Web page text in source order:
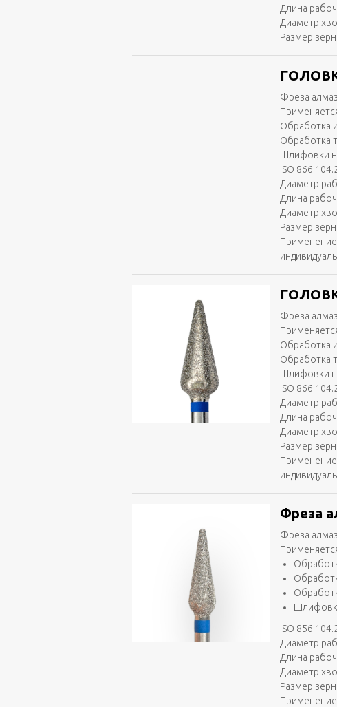
Длина
Диаметр
Размер
Фреза
Обработка
Обработка
Шлифовки
ISO
Диаметр
Длина
Диаметр
Размер
Применение
Фреза
Обработка
Обработка
Шлифовки
ISO
Диаметр
Длина
Диаметр
Размер
Применение
Фреза
Фреза
ISO
Диаметр
Длина
Диаметр
Размер
Применение